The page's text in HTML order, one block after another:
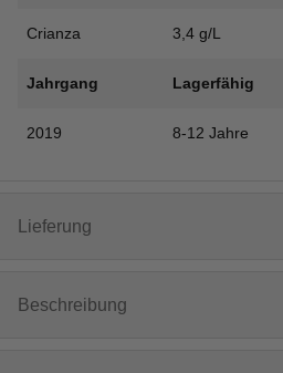
Crianza 3,4 g/L
Jahrgang Lagerfähig
2019 8-12 Jahre
Lieferung
Beschreibung